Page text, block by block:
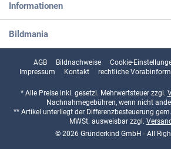
Informationen
Bildmania
AGB Bildnachweise Cookie-
Impressum
Kontakt rechtliche
* Alle Preise inkl. gesetzl. Mehrwertsteuer zzgl.
Nachnahmegebühren, wenn nicht
** Artikel unterliegt der Differenzbesteuerung
MWSt. ausweisbar zzgl.
© 2026 Gründerkind GmbH - All